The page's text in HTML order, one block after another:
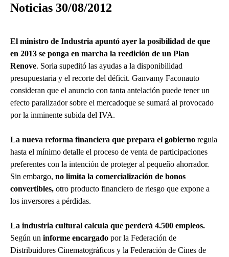
Noticias 30/08/2012
El ministro de Industria apuntó ayer la posibilidad de que
en 2013 se ponga en marcha la reedición de un Plan
Renove. Soria supeditó las ayudas a la disponibilidad
presupuestaria y el recorte del déficit. Ganvamy Faconauto
consideran que el anuncio con tanta antelación puede tener un
efecto paralizador sobre el mercadoque se sumará al provocado
por la inminente subida del IVA.
La nueva reforma financiera que prepara el gobierno regula
hasta el mínimo detalle el proceso de venta de participaciones
preferentes con la intención de proteger al pequeño ahorrador.
Sin embargo, no limita la comercialización de bonos
convertibles, otro producto financiero de riesgo que expone a
los inversores a pérdidas.
La industria cultural calcula que perderá 4.500 empleos.
Según un informe encargado por la Federación de
Distribuidores Cinematográficos y la Federación de Cines de